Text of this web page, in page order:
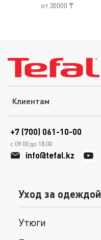
от 30000 ₸
Клиентам
+7 (700) 061-10-00
с 09.00 до 18.00
info@tefal.kz
Уход за одеждой
Утюги